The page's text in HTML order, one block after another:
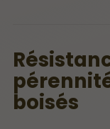
boisés